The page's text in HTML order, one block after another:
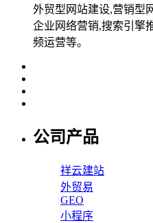
外贸型网站建设,营销型
企业网络营销,搜索引擎
频运营等。
公司产品
祥云建站
外贸易
GEO
小程序